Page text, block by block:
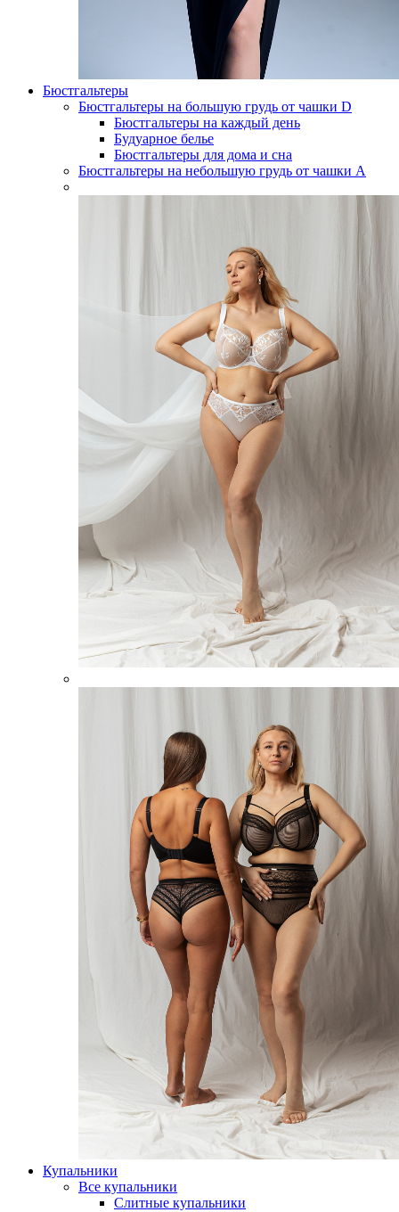
Бюстгальтеры
Бюстгальтеры на большую грудь от чашки D
Бюстгальтеры на каждый день
Будуарное белье
Бюстгальтеры для дома и сна
Бюстгальтеры на небольшую грудь от чашки А
Купальники
Все купальники
Слитные купальники